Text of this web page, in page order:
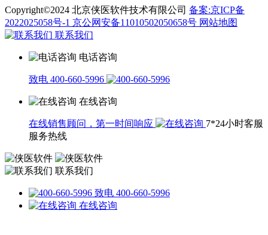
Copyright©2024 北京侠医软件技术有限公司 备案:京ICP备
2022025058号-1 京公网安备11010502050658号 网站地图
联系我们
电话咨询
致电 400-660-5996
在线咨询
在线销售顾问，第一时间响应
7*24小时客服
服务热线
联系我们
致电 400-660-5996
在线咨询